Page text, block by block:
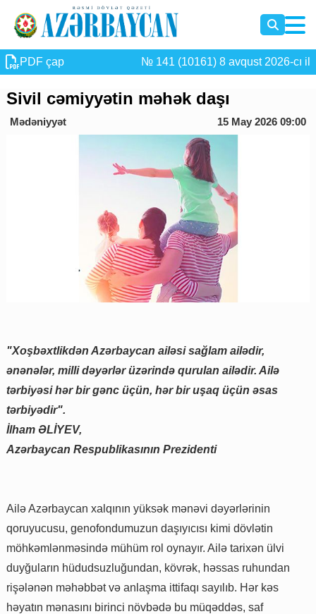
PDF çap № 141 (10161) 8 avqust 2026-cı il
Sivil cəmiyyətin məhək daşı
Mədəniyyət 15 May 2026 09:00
"Xoşbəxtlikdən Azərbaycan ailəsi sağlam ailədir,
ənənələr, milli dəyərlər üzərində qurulan ailədir. Ailə
tərbiyəsi hər bir gənc üçün, hər bir uşaq üçün əsas
tərbiyədir".
İlham ƏLİYEV,
Azərbaycan Respublikasının Prezidenti
Ailə Azərbaycan xalqının yüksək mənəvi dəyərlərinin
qoruyucusu, genofondumuzun daşıyıcısı kimi dövlətin
möhkəmlənməsində mühüm rol oynayır. Ailə tarixən ülvi
duyğuların hüdudsuzluğundan, kövrək, həssas ruhundan
rişələnən məhəbbət və anlaşma ittifaqı sayılıb. Hər kəs
həyatın mənasını birinci növbədə bu müqəddəs, saf